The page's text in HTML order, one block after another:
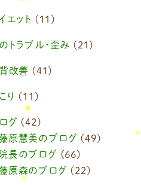
エット (11)
トラブル・歪み (21)
改善 (41)
り (11)
グ (42)
原慧美のブログ (49)
院長のブログ (66)
原森のブログ (22)